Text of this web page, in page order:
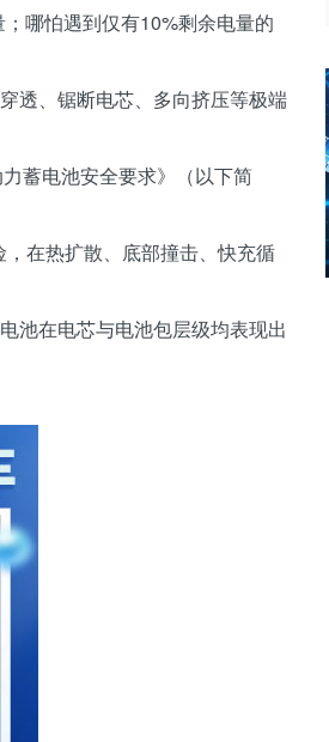
哪怕遇到仅有10%剩余电量的
透、锯断电芯、多向挤压等极端
蓄电池安全要求》（以下简
在热扩散、底部撞击、快充循
池在电芯与电池包层级均表现出